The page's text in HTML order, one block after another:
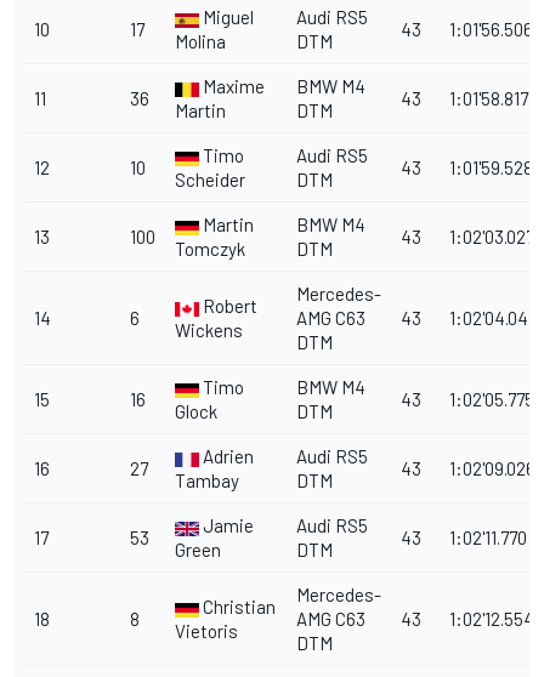
10 17
Miguel
Molina
Audi RS5
DTM
43 1:01'56.506
11 36
Maxime
Martin
BMW M4
DTM
43 1:01'58.817
12 10
Timo
Scheider
Audi RS5
DTM
43 1:01'59.528
13 100
Martin
Tomczyk
BMW M4
DTM
43 1:02'03.027
14 6
Robert
Wickens
Mercedes-
AMG C63
DTM
43 1:02'04.043
15 16
Timo
Glock
BMW M4
DTM
43 1:02'05.775
16 27
Adrien
Tambay
Audi RS5
DTM
43 1:02'09.026
17 53
Jamie
Green
Audi RS5
DTM
43 1:02'11.770
18 8
Christian
Vietoris
Mercedes-
AMG C63
DTM
43 1:02'12.554